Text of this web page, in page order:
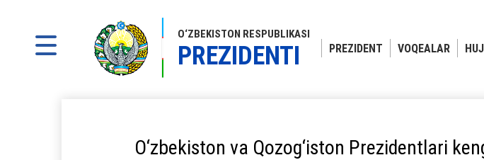
O‘ZBEKISTON RESPUBLIKASI
PREZIDENTI PREZIDENT VOQEALAR
O‘zbekiston va Qozog‘iston Prezidentlari